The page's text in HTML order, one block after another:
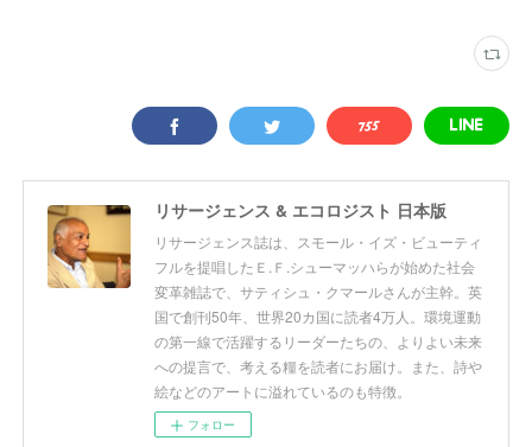
リサージェンス & エコロジスト 日本版
リサージェンス誌は、スモール・イズ・ビューティ
フルを提唱したＥ.Ｆ.シューマッハらが始めた社会
変革雑誌で、サティシュ・クマールさんが主幹。英
国で創刊50年、世界20カ国に読者4万人。環境運動
の第一線で活躍するリーダーたちの、よりよい未来
への提言で、考える糧を読者にお届け。また、詩や
絵などのアートに溢れているのも特徴。
フォロー